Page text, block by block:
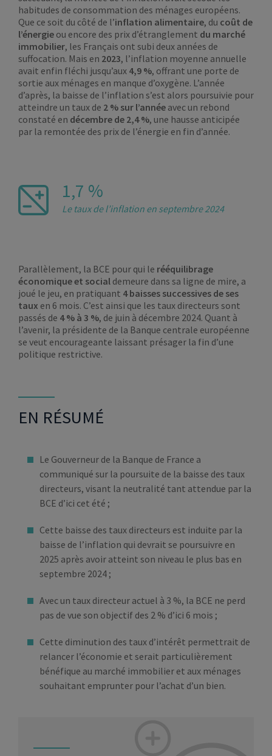
habitudes de consommation des ménages européens.
Que ce soit du côté de l’inflation alimentaire, du coût de
l’énergie ou encore des prix d’étranglement du marché
immobilier, les Français ont subi deux années de
suffocation. Mais en 2023, l’inflation moyenne annuelle
avait enfin fléchi jusqu’aux 4,9 %, offrant une porte de
sortie aux ménages en manque d’oxygène. L’année
d’après, la baisse de l’inflation s’est alors poursuivie pour
atteindre un taux de 2 % sur l’année avec un rebond
constaté en décembre de 2,4 %, une hausse anticipée
par la remontée des prix de l’énergie en fin d’année.
1,7 %
Le taux de l’inflation en septembre 2024
Parallèlement, la BCE pour qui le rééquilibrage
économiqueet social demeure dans sa ligne de mire, a
joué le jeu, en pratiquant 4 baisses successives de ses
taux en 6 mois. C’est ainsi que les taux directeurs sont
passés de 4 % à 3 %, de juin à décembre 2024. Quant à
l’avenir, la présidente de la Banque centrale européenne
se veut encourageante laissant présager la fin d’une
politique restrictive.
EN RÉSUMÉ
Le Gouverneur de la Banque de France a
communiqué sur la poursuite de la baisse des taux
directeurs, visant la neutralité tant attendue par la
BCE d’ici cet été ;
Cette baisse des taux directeurs est induite par la
baisse de l’inflation qui devrait se poursuivre en
2025 après avoir atteint son niveau le plus bas en
septembre 2024 ;
Avec un taux directeur actuel à 3 %, la BCE ne perd
pas de vue son objectif des 2 % d’ici 6 mois ;
Cette diminution des taux d’intérêt permettrait de
relancer l’économie et serait particulièrement
bénéfique au marché immobilier et aux ménages
souhaitant emprunter pour l’achat d’un bien.